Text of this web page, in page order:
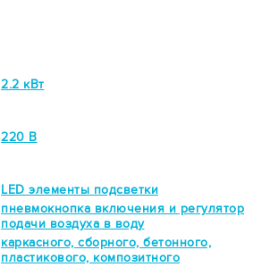
2.2 кВт
220 В
LED элементы подсветки
пневмокнопка включения и регулятор
подачи воздуха в воду
каркасного, сборного, бетонного,
пластикового, композитного